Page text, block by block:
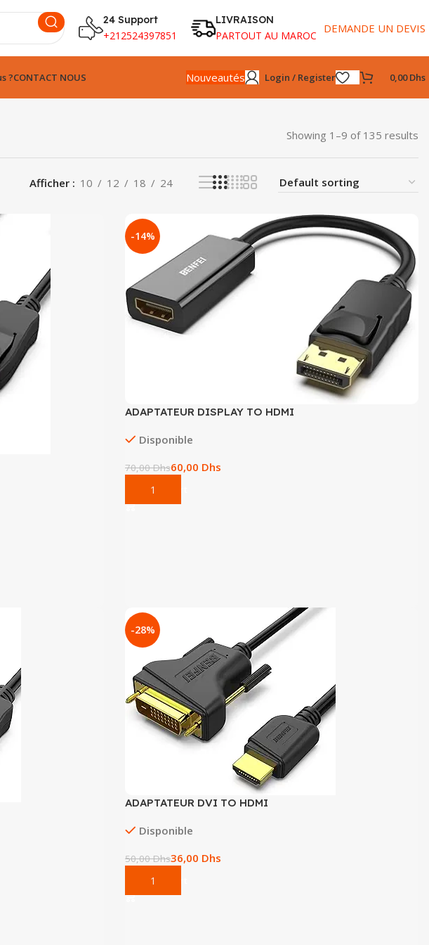
24 Support
+212524397851
LIVRAISON
PARTOUT AU MAROC DEMANDE UN DEVIS
?CONTACT NOUS Nouveautés Login / Register 0,00Dhs
Showing 1–9 of 135 results
Afficher 10 12 18 24
-14%
ADAPTATEUR DISPLAY TO HDMI
Disponible
70,00Dhs60,00 Dhs
Add To Cart
-28%
ADAPTATEUR DVI TO HDMI
Disponible
50,00Dhs36,00 Dhs
Add To Cart